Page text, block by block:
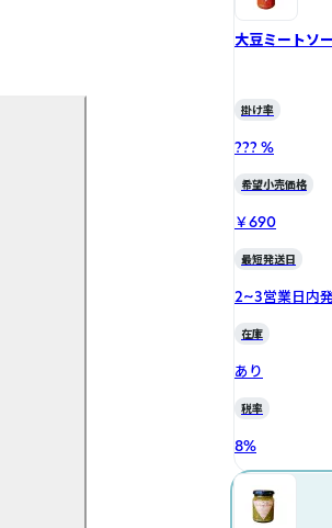
大豆ミートソ
掛け率
??? %
希望小売価格
￥690
最短発送日
2~3営業日内
在庫
あり
税率
8%